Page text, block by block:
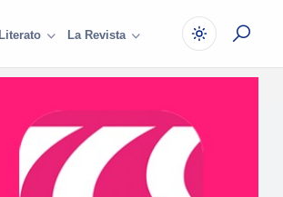
Literato La Revista